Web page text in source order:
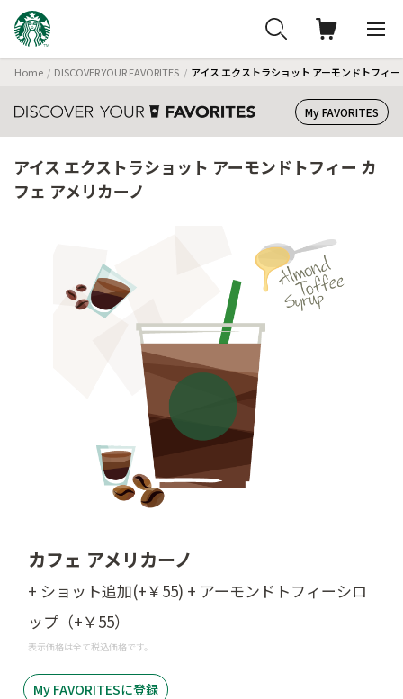
Home DISCOVER YOUR FAVORITES アイス エクストラショット アーモンドトフィ
My FAVORITES
アイス エクストラショット アーモンドトフィー カ
フェ アメリカーノ
カフェ アメリカーノ
+ ショット追加(+￥55) + アーモンドトフィーシロ
ップ（+￥55）
表示価格は全て税込価格です。
My FAVORITESに登録